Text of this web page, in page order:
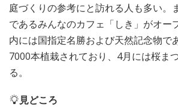
庭づくりの参考にと訪れる人も多い。
であるみんなのカフェ「しき」がオー
内には国指定名勝および天然記念物で
7000本植栽されており、4月には桜ま
る。
見どころ